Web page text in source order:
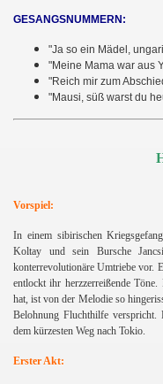
GESANGSNUMMERN:
"Ja so ein Mädel,
"Meine Mama war aus
"Reich mir zum
"Mausi, süß warst du
Vorspiel:
In einem sibirischen
Koltay und sein Bursche
konterrevolutionäre Umtriebe vor.
entlockt ihr herzzerreißende
hat, ist von der Melodie so
Belohnung Fluchthilfe verspricht.
dem kürzesten Weg nach Tokio.
Erster Akt: